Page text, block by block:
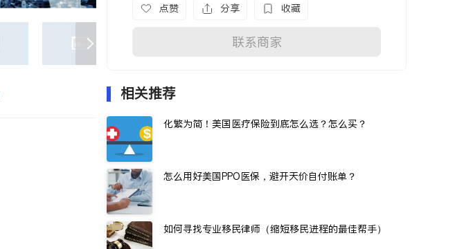
点赞 分享 收藏
联系商家
相关推荐
化繁为简！美国医疗保险到底怎么选？怎么买？
怎么用好美国PPO医保，避开天价自付账单？
如何寻找专业移民律师（缩短移民进程的最佳帮手）